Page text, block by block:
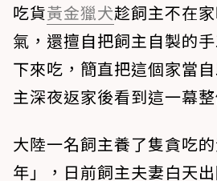
吃貨黃金獵犬趁飼主不在
氣，還擅自把飼主自製的
下來吃，簡直把這個家當
主深夜返家後看到這一幕整
大陸一名飼主養了隻貪吃
年」，日前飼主夫妻白天